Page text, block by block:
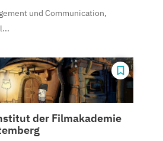
und Communication,
der Filmakademie